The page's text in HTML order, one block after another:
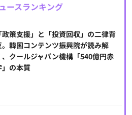
ースランキング
「政策支援」と「投資回収」の二律背
。韓国コンテンツ振興院が読み解
、クールジャパン機構「540億円赤
」の本質